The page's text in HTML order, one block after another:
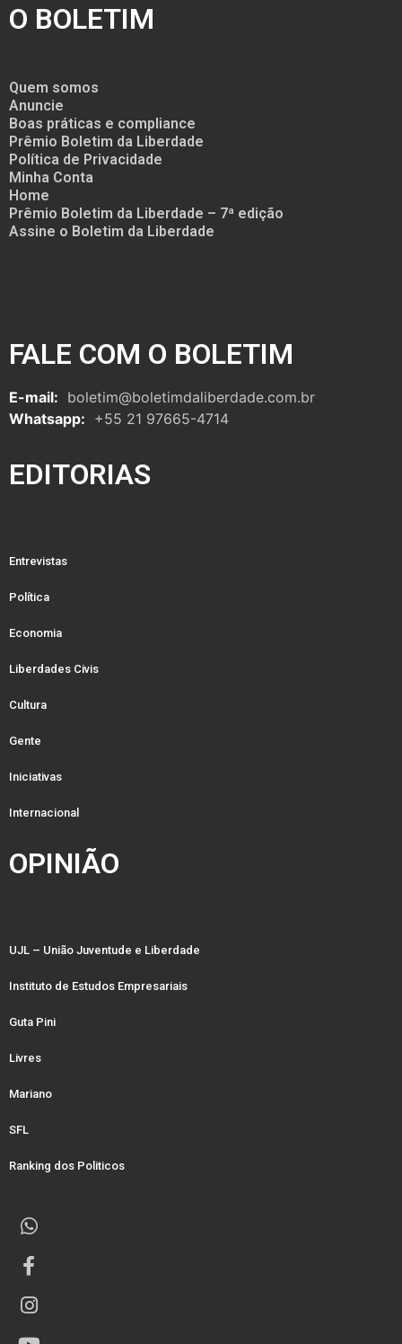
O BOLETIM
Quem somos
Anuncie
Boas práticas e compliance
Prêmio Boletim da Liberdade
Política de Privacidade
Minha Conta
Home
Prêmio Boletim da Liberdade – 7ª edição
Assine o Boletim da Liberdade
FALE COM O BOLETIM
E-mail: boletim@boletimdaliberdade.com.br
Whatsapp: +55 21 97665-4714
EDITORIAS
Entrevistas
Política
Economia
Liberdades Civis
Cultura
Gente
Iniciativas
Internacional
OPINIÃO
UJL – União Juventude e Liberdade
Instituto de Estudos Empresariais
Guta Pini
Livres
Mariano
SFL
Ranking dos Politicos